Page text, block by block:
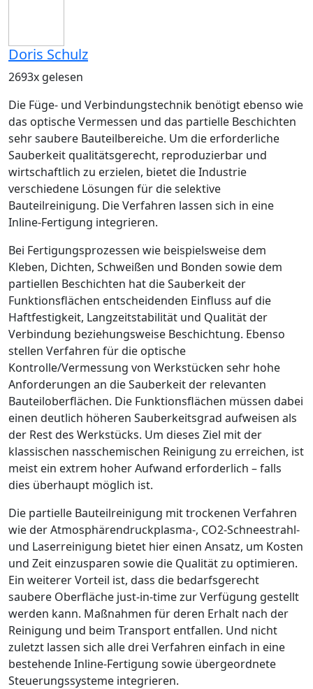
Doris Schulz
2693x gelesen
Die Füge- und Verbindungstechnik benötigt ebenso wie
das optische Vermessen und das partielle Beschichten
sehr saubere Bauteilbereiche. Um die erforderliche
Sauberkeit qualitätsgerecht, reproduzierbar und
wirtschaftlich zu erzielen, bietet die ­Industrie
verschiedene Lösungen für die selektive
Bauteilreinigung. Die Verfahren lassen sich in eine
Inline-Fertigung integrieren.
Bei Fertigungsprozessen wie beispielsweise dem
Kleben, Dichten, Schweißen und Bonden sowie dem
partiellen Beschichten hat die Sauberkeit der
Funktionsflächen entscheidenden Einfluss auf die
Haftfestigkeit, Langzeitstabilität und Qualität der
Verbindung beziehungsweise Beschichtung. Ebenso
stellen Verfahren für die optische
Kontrolle/Vermessung von Werkstücken sehr hohe
Anforderungen an die Sauberkeit der relevanten
Bauteiloberflächen. Die Funktionsflächen müssen dabei
einen deutlich höheren Sauberkeitsgrad aufweisen als
der Rest des Werkstücks. Um dieses Ziel mit der
klassischen nasschemischen Reinigung zu erreichen, ist
meist ein extrem hoher Aufwand erforderlich – falls
dies überhaupt möglich ist.
Die partielle Bauteilreinigung mit trockenen Verfahren
wie der Atmosphärendruckplasma-, CO2-Schneestrahl-
und Laserreinigung bietet hier einen Ansatz, um Kosten
und Zeit einzusparen sowie die Qualität zu optimieren.
Ein weiterer Vorteil ist, dass die bedarfsgerecht
saubere Oberfläche just-in-time zur Verfügung gestellt
werden kann. Maßnahmen für deren Erhalt nach der
Reinigung und beim Transport entfallen. Und nicht
zuletzt lassen sich alle drei Verfahren einfach in eine
bestehende Inline-Fertigung sowie über­geordnete
Steuerungssysteme integrieren.